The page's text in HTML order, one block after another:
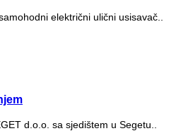
električni ulični usisavač..
d.o.o. sa sjedištem u Segetu..